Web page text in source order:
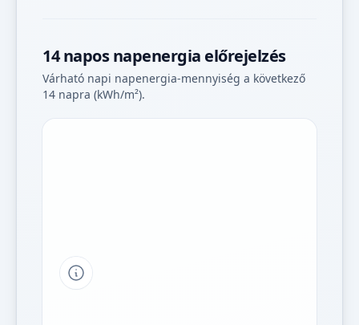
14 napos napenergia előrejelzés
Várható napi napenergia-mennyiség a következő
14 napra (kWh/m²).
Tipp a grafikon jelmagyarázatához